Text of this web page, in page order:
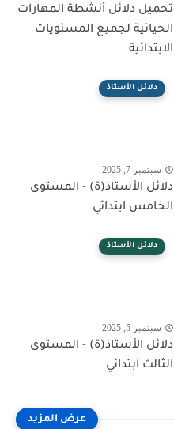
تحميل دلائل أنشطة المهارات
الحياتية لجميع المستويات
الابتدائية
دلائل الأستاذ
سبتمبر 7, 2025
دلائل الأستاذ(ة) - المستوى
الخامس ابتدائي
دلائل الأستاذ
سبتمبر 5, 2025
دلائل الأستاذ(ة) - المستوى
الثالث ابتدائي